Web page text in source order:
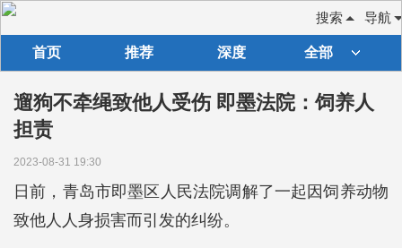
导航
搜索
首页 推荐 深度 全部
遛狗不牵绳致他人受伤 即墨法院：饲养人
担责
2023-08-31 19:30
日前，青岛市即墨区人民法院调解了一起因饲养动物
致他人人身损害而引发的纠纷。